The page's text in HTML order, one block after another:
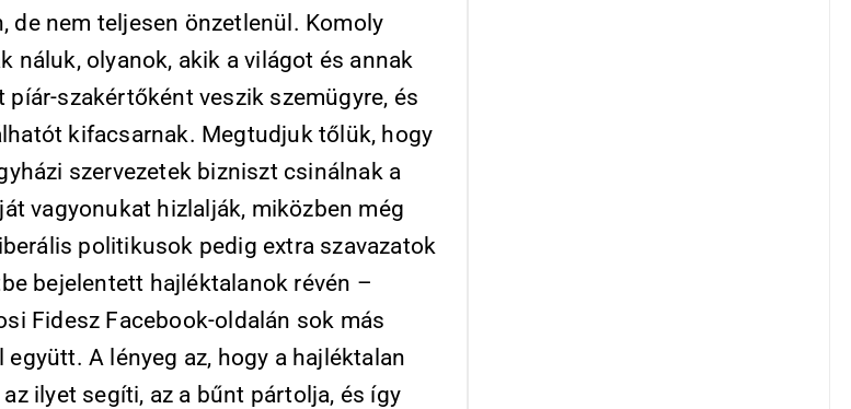
de nem teljesen önzetlenül. Komoly
náluk, olyanok, akik a világot és annak
píár-szakértőként veszik szemügyre, és
kifacsarnak. Megtudjuk tőlük, hogy
szervezetek bizniszt csinálnak a
vagyonukat hizlalják, miközben még
politikusok pedig extra szavazatok
bejelentett hajléktalanok révén –
Fidesz Facebook-oldalán sok más
A lényeg az, hogy a hajléktalan
ilyet segíti, az a bűnt pártolja, és így